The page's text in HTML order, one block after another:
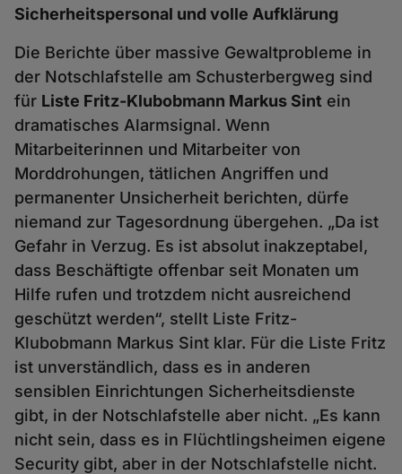
Sicherheitspersonal und volle Aufklärung
Die Berichte über massive Gewaltprobleme in
der Notschlafstelle am Schusterbergweg sind
für Liste Fritz-Klubobmann Markus Sint ein
dramatisches Alarmsignal. Wenn
Mitarbeiterinnen und Mitarbeiter von
Morddrohungen, tätlichen Angriffen und
permanenter Unsicherheit berichten, dürfe
niemand zur Tagesordnung übergehen. „Da ist
Gefahr in Verzug. Es ist absolut inakzeptabel,
dass Beschäftigte offenbar seit Monaten um
Hilfe rufen und trotzdem nicht ausreichend
geschützt werden“, stellt Liste Fritz-
Klubobmann Markus Sint klar. Für die Liste Fritz
ist unverständlich, dass es in anderen
sensiblen Einrichtungen Sicherheitsdienste
gibt, in der Notschlafstelle aber nicht. „Es kann
nicht sein, dass es in Flüchtlingsheimen eigene
Security gibt, aber in der Notschlafstelle nicht.